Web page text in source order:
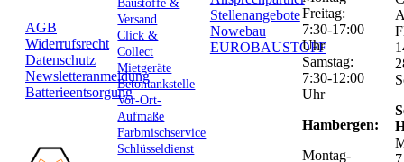
AGB
Widerrufsrecht
Datenschutz
Newsletteranmeldung
Batterieentsorgung
Baustoffe &
Versand
Click &
Collect
Mietgeräte
Betontankstelle
Vor-Ort-
Aufmaße
Farbmischservice
Schlüsseldienst
Stellenangebote
Nowebau
EUROBAUSTOFF
Freitag:
7:30-17:00
Uhr
Samstag:
7:30-12:00
Uhr
Hambergen:
Montag-